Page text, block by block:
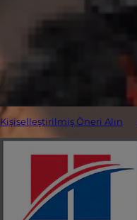
Kişiselleştirilmiş Öneri Alın